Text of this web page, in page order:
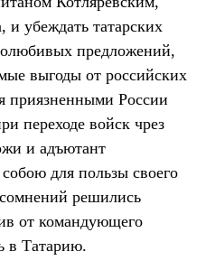
и убеждать татарских
предложений,
выгоды от российских
приязненными России
переходе войск чрез
и адъютант
для пользы своего
решились
от командующего
в Татарию.